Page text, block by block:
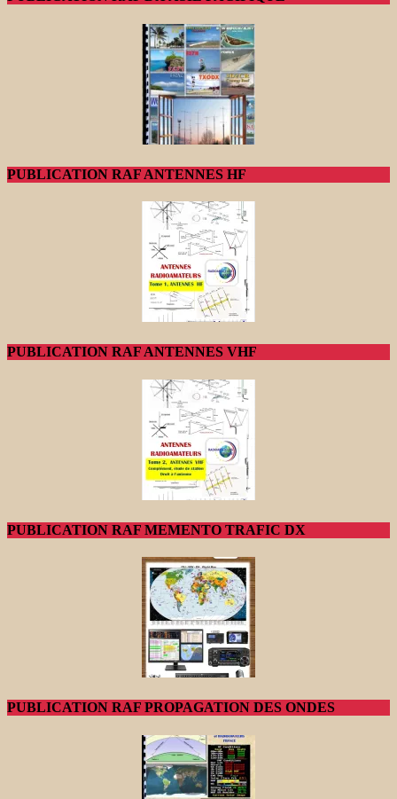
PUBLICATION RAF ANTENNES HF
PUBLICATION RAF ANTENNES VHF
PUBLICATION RAF MEMENTO TRAFIC DX
PUBLICATION RAF PROPAGATION DES ONDES